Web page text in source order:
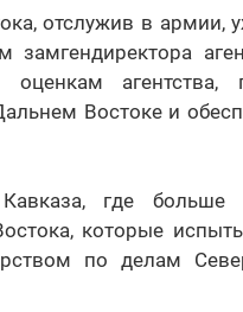
отслужив в армии,
агентства,
Востоке и
где больше
которые
по делам